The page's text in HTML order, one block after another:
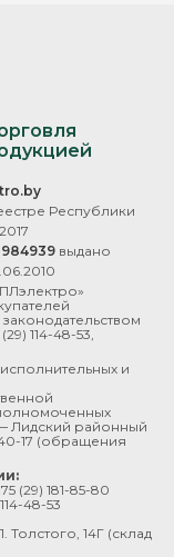
Республики
выдано
(29) 114-48-53
и
Лидский районный
17 (обращения
(29) 181-85-80
48-53
Толстого, 14Г (склад